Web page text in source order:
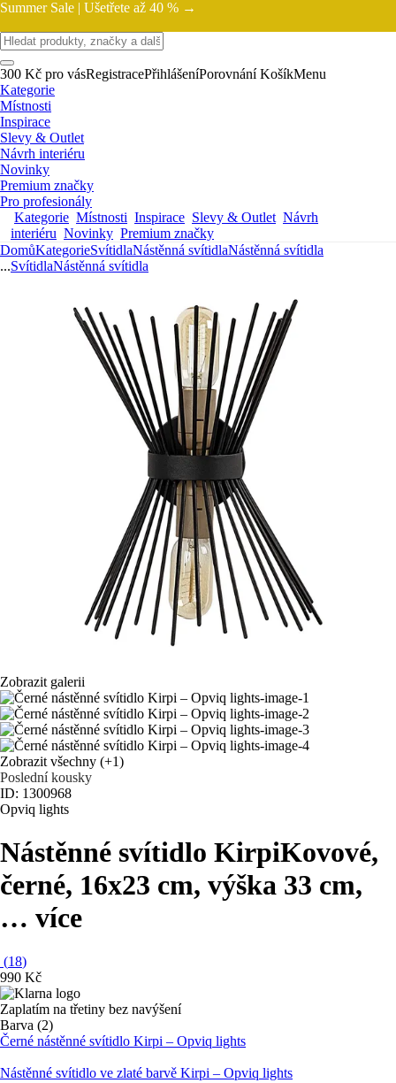
Summer Sale | Ušetřete až 40 % →
300 Kč pro vásRegistracePřihlášeníPorovnání KošíkMenu
Kategorie
Místnosti
Inspirace
Slevy & Outlet
Návrh interiéru
Novinky
Premium značky
Pro profesionály
Kategorie Místnosti Inspirace Slevy & Outlet Návrh
interiéru Novinky Premium značky
DomůKategorieSvítidlaNástěnná svítidlaNástěnná svítidla
...SvítidlaNástěnná svítidla
Zobrazit galerii
Zobrazit všechny (+1)
Poslední kousky
ID: 1300968
Opviq lights
Nástěnné svítidlo KirpiKovové,
černé, 16x23 cm, výška 33 cm,
… více
(18)
990 Kč
Zaplatím na třetiny bez navýšení
Barva (2)
Černé nástěnné svítidlo Kirpi – Opviq lights
Nástěnné svítidlo ve zlaté barvě Kirpi – Opviq lights